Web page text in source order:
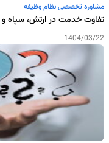
مشاوره تخصصی نظام وظیفه
تفاوت خدمت در ارتش، سپاه
1404/03/22